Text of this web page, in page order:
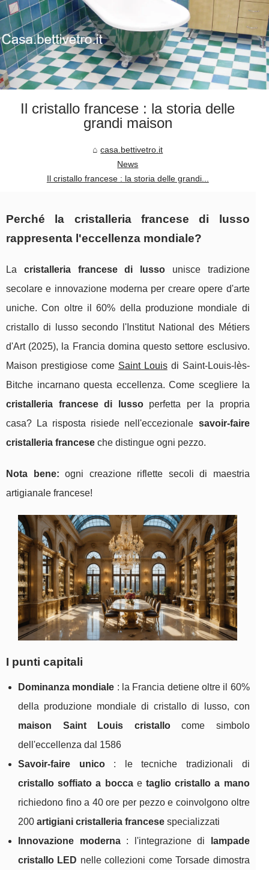
Il cristallo francese : la storia delle
grandi maison
casa.bettivetro.it
News
Il cristallo francese : la storia delle grandi...
Perché la cristalleria francese di lusso
rappresenta l'eccellenza mondiale?
La cristalleria francese di lusso unisce tradizione
secolare e innovazione moderna per creare opere d'arte
uniche. Con oltre il 60% della produzione mondiale di
cristallo di lusso secondo l'Institut National des Métiers
d'Art (2025), la Francia domina questo settore esclusivo.
Maison prestigiose come Saint Louisdi Saint-Louis-lès-
Bitche incarnano questa eccellenza. Come scegliere la
cristalleria francese di lussoperfetta per la propria
casa? La risposta risiede nell'eccezionale savoir-faire
cristalleria francese che distingue ogni pezzo.
Nota bene: ogni creazione riflette secoli di maestria
artigianale francese!
I punti capitali
Dominanza mondiale : la Francia detiene oltre il 60%
della produzione mondiale di cristallo di lusso, con
maison Saint Louis cristallocome simbolo
dell'eccellenza dal 1586
Savoir-faire unico: le tecniche tradizionali di
cristallo soffiato a boccaetaglio cristallo a mano
richiedono fino a 40 ore per pezzo e coinvolgono oltre
200 artigiani cristalleria francese specializzati
Innovazione moderna: l'integrazione di
lampade
cristallo LED nelle collezioni come Torsade dimostra